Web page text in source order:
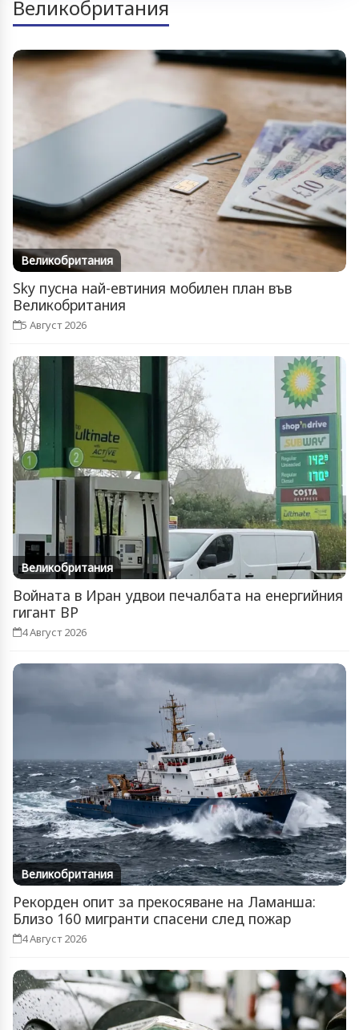
Великобритания
Великобритания
Sky пусна най-евтиния мобилен план във
Великобритания
5 Август 2026
Великобритания
Войната в Иран удвои печалбата на енергийния
гигант BP
4 Август 2026
Великобритания
Рекорден опит за прекосяване на Ламанша:
Близо 160 мигранти спасени след пожар
4 Август 2026